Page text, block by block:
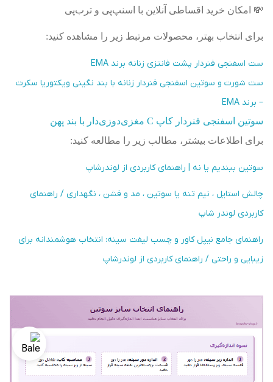
💸 امکان خرید اقساطی آنلاین با اسنپ‌پی و ترب‌پی
برای انتخاب بهتر، محصولات مرتبط زیر را مشاهده کنید:
ست اسفنجی فنردار پشت فانتزی زنانه برند EMA
ست شورت و سوتین اسفنجی فنردار زنانه با بند نگینی ویکتوریا سکرت
– برند EMA
سوتین اسفنجی فنردار کاپ C مغزی‌دوزی‌دار با بند پهن
برای اطلاعات بیشتر، مطالب زیر را مطالعه کنید:
سوتین ببندیم یا نه | راهنمای کاربردی از لوندرشاپ
چالش استایل ، نیم تنه یا سوتین ، مد و فشن ، نگهداری / راهنمای
کاربردی لوندر شاپ
راهنمای جامع نیپل کاور و چسب لیفت سینه: انتخاب هوشمندانه برای
زیبایی و راحتی / راهنمای کاربردی از لوندرشاپ